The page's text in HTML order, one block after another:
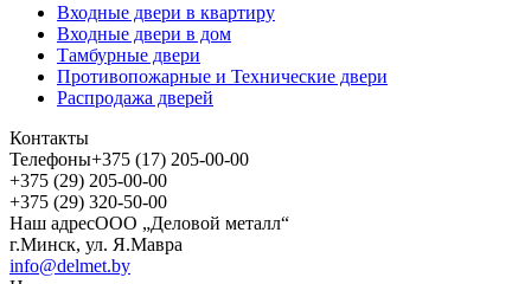
Входные двери в квартиру
Входные двери в дом
Тамбурные двери
Противопожарные и Технические двери
Распродажа дверей
Контакты
Телефоны+375 (17) 205-00-00
+375 (29) 205-00-00
+375 (29) 320-50-00
Наш адресООО „Деловой металл“
г.Минск, ул. Я.Мавра
info@delmet.by